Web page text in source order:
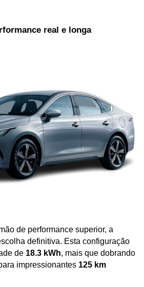
real e longa
de performance superior, a
definitiva. Esta configuração
de 18.3 kWh, mais que dobrando
impressionantes 125 km